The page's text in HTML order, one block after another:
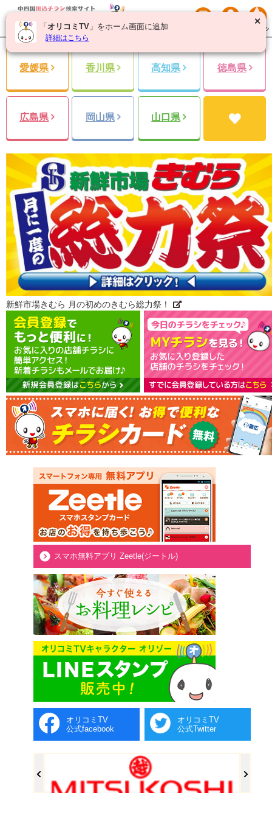
愛媛県 香川県 高知県 徳島県
広島県 岡山県 山口県
新鮮市場きむら 月の初めのきむら総力祭！
スマホ無料アプリ Zeetle(ジートル)
オリコミTV
公式facebook
オリコミTV
公式Twitter
✕
「 オリコミTV 」をホーム画面に追加
詳細はこちら